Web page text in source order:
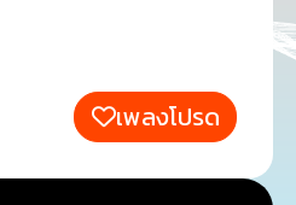
เพลงโปรด